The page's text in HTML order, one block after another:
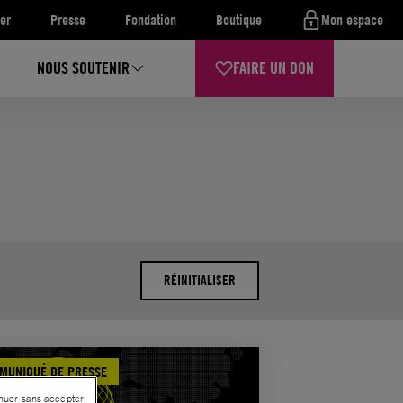
Presse Fondation Boutique Mon espace
NOUS SOUTENIR FAIRE UN DON
RÉINITIALISER
DE PRESSE
sans accepter